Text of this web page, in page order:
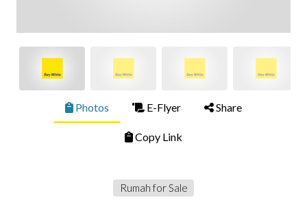
Photos E-Flyer Share
Copy Link
Rumah for Sale